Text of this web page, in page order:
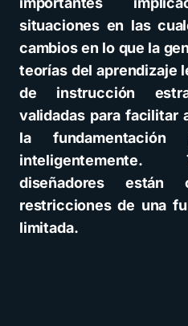
situaciones en las
cambios en lo que la
teorías del aprendizaje
de instrucción
validadas para facilitar
la fundamentación
inteligentemente.
diseñadores están
restricciones de una
limitada.